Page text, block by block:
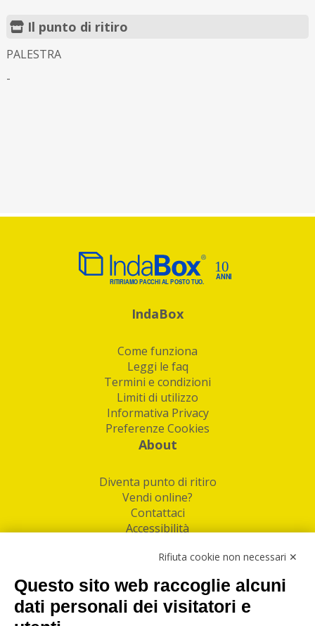
Il punto di ritiro
PALESTRA
-
IndaBox
Come funziona
Leggi le faq
Termini e condizioni
Limiti di utilizzo
Informativa Privacy
Preferenze Cookies
About
Diventa punto di ritiro
Vendi online?
Contattaci
Accessibilità
Facebook
Linkedin
Rifiuta cookie non necessari ✕
Questo sito web raccoglie alcuni
dati personali dei visitatori e